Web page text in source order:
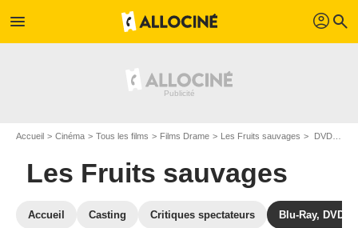
menu profil search
Accueil Cinéma Tous les films Films Drame Les Fruits sauvages DVD Les Fruits sauvages
Les Fruits sauvages
Accueil Casting Critiques spectateurs Blu-Ray, DVD